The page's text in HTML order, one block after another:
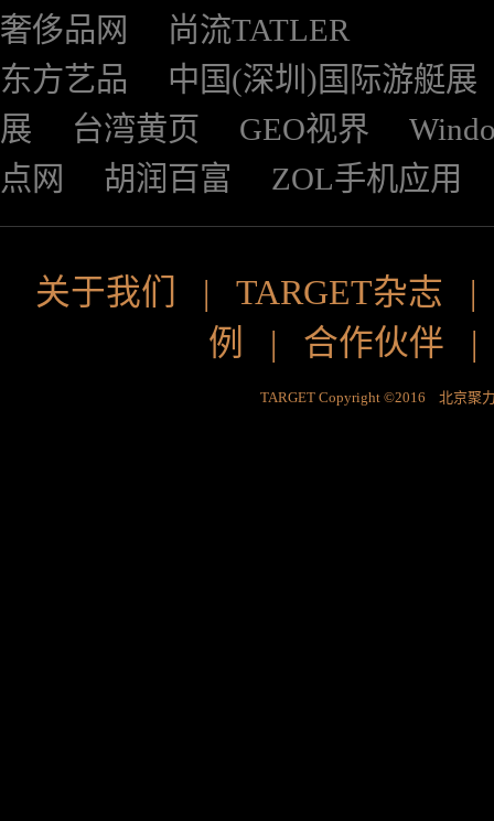
奢侈品网
尚流TATLER
东方艺品
中国(深圳)国际游艇展
展
台湾黄页 GEO视界
点网
胡润百富 ZOL手机应用
关于我们 | TARGET杂志
例
| 合作伙伴
TARGET Copyright ©2016 北京聚